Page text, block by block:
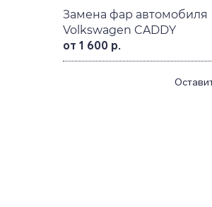
Замена фар автомобиля
Volkswagen CADDY
от 1 600 р.